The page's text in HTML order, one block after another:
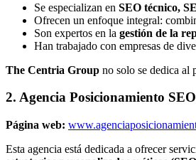
Se especializan en SEO técnico,
Ofrecen un enfoque integral:
Son expertos en la gestión de la
Han trabajado con empresas de
The Centria Group no solo se dedica al
2. Agencia Posicionamiento SEO
Página web:
Esta agencia está dedicada a ofrecer